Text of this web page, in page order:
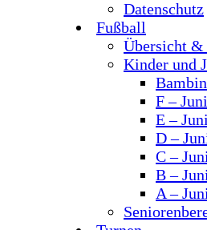
Datenschutz
Fußball
Übersicht &
Kinder und
F –
E –
D –
C –
B –
A –